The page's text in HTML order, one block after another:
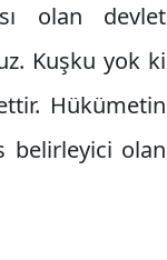
olan devlet
Kuşku yok ki
Hükümetin
belirleyici olan